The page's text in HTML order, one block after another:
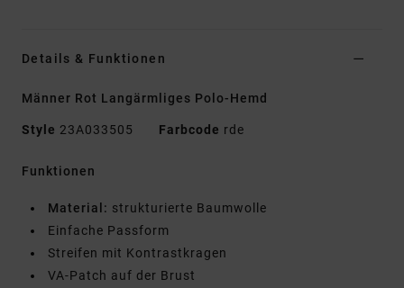
Details & Funktionen
Männer Rot Langärmliges Polo-Hemd
Style 23A033505 Farbcode rde
Funktionen
Material: strukturierte Baumwolle
Einfache Passform
Streifen mit Kontrastkragen
VA-Patch auf der Brust